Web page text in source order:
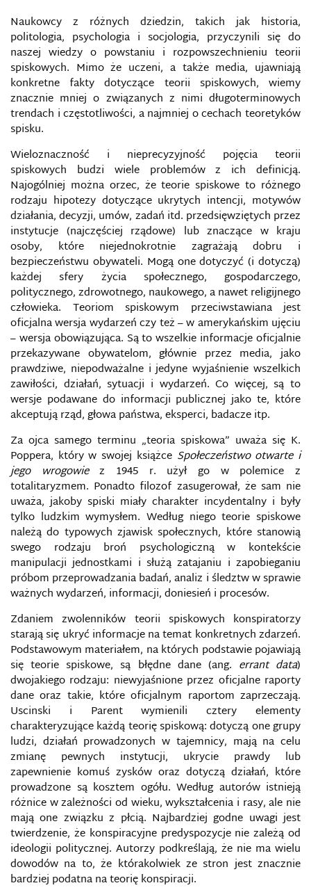
Naukowcy z różnych dziedzin, takich jak historia,
politologia, psychologia i socjologia, przyczynili się do
naszej wiedzy o powstaniu i rozpowszechnieniu teorii
spiskowych. Mimo że uczeni, a także media, ujawniają
konkretne fakty dotyczące teorii spiskowych, wiemy
znacznie mniej o związanych z nimi długoterminowych
trendach i częstotliwości, a najmniej o cechach teoretyków
spisku.
Wieloznaczność i nieprecyzyjność pojęcia teorii
spiskowych budzi wiele problemów z ich definicją.
Najogólniej można orzec, że teorie spiskowe to różnego
rodzaju hipotezy dotyczące ukrytych intencji, motywów
działania, decyzji, umów, zadań itd. przedsięwziętych przez
instytucje (najczęściej rządowe) lub znaczące w kraju
osoby, które niejednokrotnie zagrażają dobru i
bezpieczeństwu obywateli. Mogą one dotyczyć (i dotyczą)
każdej sfery życia społecznego, gospodarczego,
politycznego, zdrowotnego, naukowego, a nawet religijnego
człowieka. Teoriom spiskowym przeciwstawiana jest
oficjalna wersja wydarzeń czy też – w amerykańskim ujęciu
– wersja obowiązująca. Są to wszelkie informacje oficjalnie
przekazywane obywatelom, głównie przez media, jako
prawdziwe, niepodważalne i jedyne wyjaśnienie wszelkich
zawiłości, działań, sytuacji i wydarzeń. Co więcej, są to
wersje podawane do informacji publicznej jako te, które
akceptują rząd, głowa państwa, eksperci, badacze itp.
Za ojca samego terminu „teoria spiskowa” uważa się K.
Poppera, który w swojej książce Społeczeństwo otwarte i
jego wrogowiez 1945 r. użył go w polemice z
totalitaryzmem. Ponadto filozof zasugerował, że sam nie
uważa, jakoby spiski miały charakter incydentalny i były
tylko ludzkim wymysłem. Według niego teorie spiskowe
należą do typowych zjawisk społecznych, które stanowią
swego rodzaju broń psychologiczną w kontekście
manipulacji jednostkami i służą zatajaniu i zapobieganiu
próbom przeprowadzania badań, analiz i śledztw w sprawie
ważnych wydarzeń, informacji, doniesień i procesów.
Zdaniem zwolenników teorii spiskowych konspiratorzy
starają się ukryć informacje na temat konkretnych zdarzeń.
Podstawowym materiałem, na których podstawie pojawiają
się teorie spiskowe, są błędne dane (ang. errant data)
dwojakiego rodzaju: niewyjaśnione przez oficjalne raporty
dane oraz takie, które oficjalnym raportom zaprzeczają.
Uscinski i Parent wymienili cztery elementy
charakteryzujące każdą teorię spiskową: dotyczą one grupy
ludzi, działań prowadzonych w tajemnicy, mają na celu
zmianę pewnych instytucji, ukrycie prawdy lub
zapewnienie komuś zysków oraz dotyczą działań, które
prowadzone są kosztem ogółu. Według autorów istnieją
różnice w zależności od wieku, wykształcenia i rasy, ale nie
mają one związku z płcią. Najbardziej godne uwagi jest
twierdzenie, że konspiracyjne predyspozycje nie zależą od
ideologii politycznej. Autorzy podkreślają, że nie ma wielu
dowodów na to, że którakolwiek ze stron jest znacznie
bardziej podatna na teorię konspiracji.